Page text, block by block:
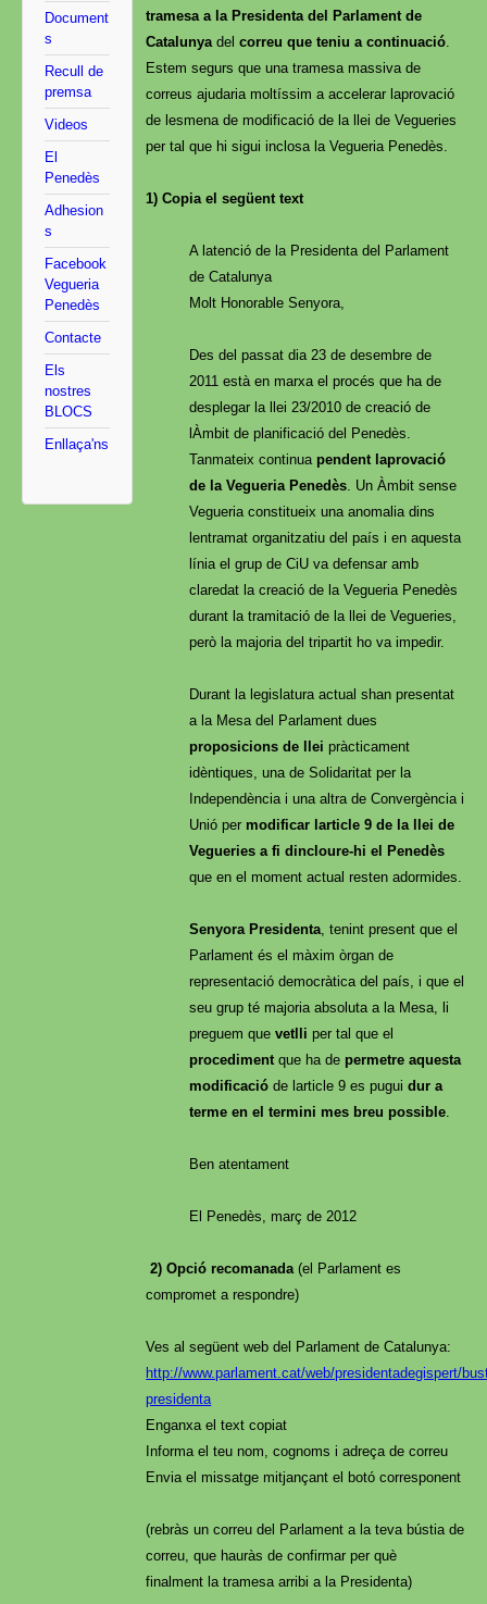
Document
s
Recull de
premsa
Videos
El
Penedès
Adhesion
s
Facebook
Vegueria
Penedès
Contacte
Els
nostres
BLOCS
Enllaça'ns
tramesa a la Presidenta del Parlament de
Catalunyadelcorreu que teniu a continuació.
Estem segurs que una tramesa massiva de
correus ajudaria moltíssim a accelerar laprovació
de lesmena de modificació de la llei de Vegueries
per tal que hi sigui inclosa la Vegueria Penedès.
1) Copia el següent text
A latenció de la Presidenta del Parlament
de Catalunya
Molt Honorable Senyora,
Des del passat dia 23 de desembre de
2011 està en marxa el procés que ha de
desplegar la llei 23/2010 de creació de
lÀmbit de planificació del Penedès.
Tanmateix continuapendent laprovació
de la Vegueria Penedès. Un Àmbit sense
Vegueria constitueix una anomalia dins
lentramat organitzatiu del país i en aquesta
línia el grup de CiU va defensar amb
claredat la creació de la Vegueria Penedès
durant la tramitació de la llei de Vegueries,
però la majoria del tripartit ho va impedir.
Durant la legislatura actual shan presentat
a la Mesa del Parlament dues
proposicions de llei pràcticament
idèntiques, una de Solidaritat per la
Independència i una altra de Convergència i
Unió permodificar larticle 9 de la llei de
Vegueries a fi dincloure-hi el Penedès
que en el moment actual resten adormides.
Senyora Presidenta, tenint present que el
Parlament és el màxim òrgan de
representació democràtica del país, i que el
seu grup té majoria absoluta a la Mesa, li
preguem quevetlliper tal que el
procedimentque ha depermetre aquesta
modificacióde larticle 9 es puguidur a
terme en el termini mes breu possible.
Ben atentament
El Penedès, març de 2012
2) Opció recomanada(el Parlament es
compromet a respondre)
Ves al següent web del Parlament de Catalunya:
http://www.parlament.cat/web/presidentadegispert/
presidenta
Enganxa el text copiat
Informa el teu nom, cognoms i adreça de correu
Envia el missatge mitjançant el botó corresponent
(rebràs un correu del Parlament a la teva bústia de
correu, que hauràs de confirmar per què
finalment la tramesa arribi a la Presidenta)